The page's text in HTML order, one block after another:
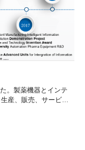
。製薬機器とインテ
産、販売、サービス